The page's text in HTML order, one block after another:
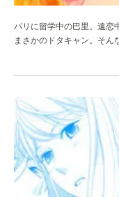
パリに留学中の巴里。遠恋
まさかのドタキャン。そ